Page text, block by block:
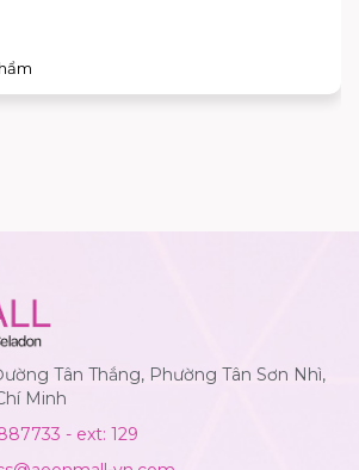
Tân Thắng, Phường Tân Sơn Nhì,
Minh
- ext: 129